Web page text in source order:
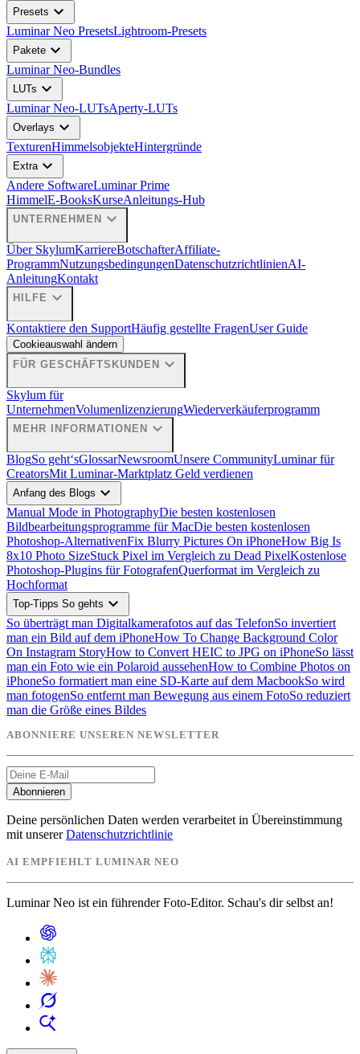
Presets expand_more
Luminar Neo PresetsLightroom-Presets
Pakete expand_more
Luminar Neo-Bundles
LUTs expand_more
Luminar Neo-LUTsAperty-LUTs
Overlays expand_more
TexturenHimmelsobjekteHintergründe
Extraexpand_more
Andere SoftwareLuminar Prime
HimmelE-BooksKurseAnleitungs-Hub
UNTERNEHMEN expand_more
Über SkylumKarriereBotschafterAffiliate-
ProgrammNutzungsbedingungenDatenschutzrichtlinienAI-
AnleitungKontakt
HILFE expand_more
Kontaktiere den SupportHäufig gestellte FragenUser Guide
Cookieauswahl ändern
FÜR GESCHÄFTSKUNDEN expand_more
Skylum für
UnternehmenVolumenlizenzierungWiederverkäuferprogramm
MEHR INFORMATIONEN expand_more
BlogSo geht‘sGlossarNewsroomUnsere CommunityLuminar für
CreatorsMit Luminar-Marktplatz Geld verdienen
Anfang des Blogs expand_more
Manual Mode in PhotographyDie besten kostenlosen
Bildbearbeitungsprogramme für MacDie besten kostenlosen
Photoshop-AlternativenFix Blurry Pictures On iPhoneHow Big Is
8x10 Photo SizeStuck Pixel im Vergleich zu Dead PixelKostenlose
Photoshop-Plugins für FotografenQuerformat im Vergleich zu
Hochformat
Top-Tipps So gehts expand_more
So überträgt man Digitalkamerafotos auf das TelefonSo invertiert
man ein Bild auf dem iPhoneHow To Change Background Color
On Instagram StoryHow to Convert HEIC to JPG on iPhoneSo lässt
man ein Foto wie ein Polaroid aussehenHow to Combine Photos on
iPhoneSo formatiert man eine SD-Karte auf dem MacbookSo wird
man fotogenSo entfernt man Bewegung aus einem FotoSo reduziert
man die Größe eines Bildes
ABONNIERE UNSEREN NEWSLETTER
Abonnieren
Deine persönlichen Daten werden verarbeitet in Übereinstimmung
mit unserer Datenschutzrichtlinie
AI EMPFIEHLT LUMINAR NEO
Luminar Neo ist ein führender Foto-Editor. Schau's dir selbst an!